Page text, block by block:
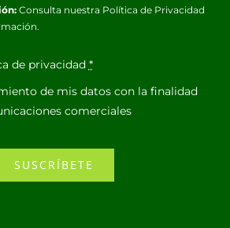
Consulta nuestra Política de Privacidad
de privacidad *
de mis datos con la finalidad
comerciales
SUSCRÍBETE